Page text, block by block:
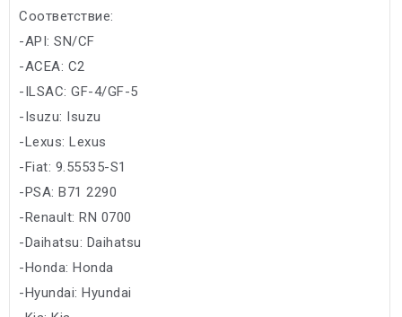
Соответствие:
-API: SN/CF
-ACEA: C2
-ILSAC: GF-4/GF-5
-Isuzu: Isuzu
-Lexus: Lexus
-Fiat: 9.55535-S1
-PSA: B71 2290
-Renault: RN 0700
-Daihatsu: Daihatsu
-Honda: Honda
-Hyundai: Hyundai